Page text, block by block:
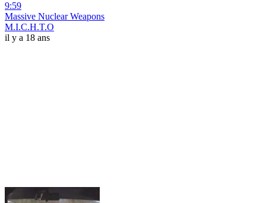
9:59
Massive Nuclear Weapons
M.I.C.H.T.O
il y a 18 ans